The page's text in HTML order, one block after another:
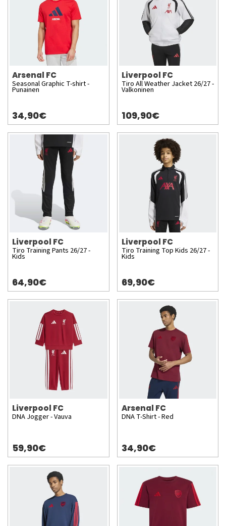
Arsenal FC
Seasonal Graphic T-shirt -
Punainen
34,90€
Liverpool FC
Tiro All Weather Jacket 26/27 -
Valkoninen
109,90€
Liverpool FC
Tiro Training Pants 26/27 -
Kids
64,90€
Liverpool FC
Tiro Training Top Kids 26/27 -
Kids
69,90€
Liverpool FC
DNA Jogger - Vauva
59,90€
Arsenal FC
DNA T-Shirt - Red
34,90€